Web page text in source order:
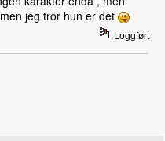
jeg tror hun er det
Loggført